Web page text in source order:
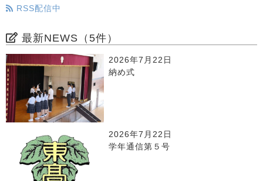
RSS配信中
最新NEWS（5件）
2026年7月22日
納め式
2026年7月22日
学年通信第５号